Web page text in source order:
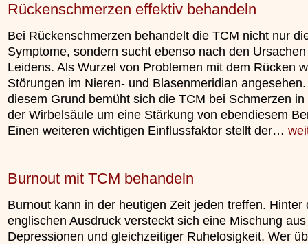
Rückenschmerzen effektiv behandeln
Bei Rückenschmerzen behandelt die TCM nicht nur
Symptome, sondern sucht ebenso nach den
Leidens. Als Wurzel von Problemen mit dem Rücken
Störungen im Nieren- und Blasenmeridian
diesem Grund bemüht sich die TCM bei Schmerzen in
der Wirbelsäule um eine Stärkung von ebendiesem
Einen weiteren wichtigen Einflussfaktor stellt der…
Burnout mit TCM behandeln
Burnout kann in der heutigen Zeit jeden treffen. Hinter
englischen Ausdruck versteckt sich eine Mischung aus
Depressionen und gleichzeitiger Ruhelosigkeit. Wer